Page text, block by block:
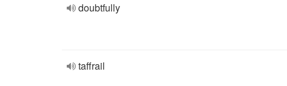
doubtfully
taffrail